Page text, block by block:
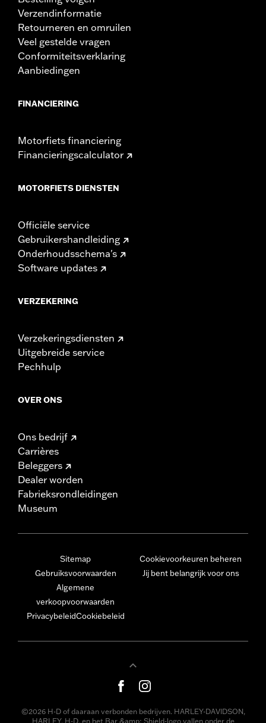
Zadelbreedte maateenheid:
Verzendinformatie
Retourneren en omruilen
Veel gestelde vragen
Conformiteitsverklaring
Aanbiedingen
FINANCIERING
Motorfiets financiering
Financieringscalculator
MOTORFIETS DIENSTEN
Officiële service
Gebruikershandleiding
Onderhoudsschema's
Software updates
VERZEKERING
Verzekeringsdiensten
Uitgebreide service
Pechhulp
OVER ONS
Ons bedrijf
Carrières
Beleggers
Dealer worden
Fabrieksrondleidingen
Museum
Sitemap
Gebruiksvoorwaarden
Algemene
verkoopvoorwaarden
PrivacybeleidCookiebeleid
Cookievoorkeuren beheren
Jij bent belangrijk voor ons
©2026 H-D of daaraan verbonden bedrijven. HARLEY-DAVIDSON,
HARLEY, H-D, en het Bar &amp; Shield-logo vallen onder de